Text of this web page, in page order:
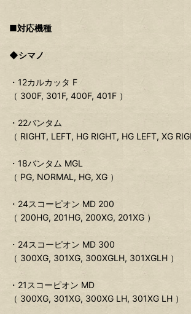
■対応機種
◆シマノ
・12カルカッタ F
（ 300F, 301F, 400F, 401F ）
・22バンタム
（ RIGHT, LEFT, HG RIGHT, HG LEFT, XG
・18バンタム MGL
（ PG, NORMAL, HG, XG ）
・24スコーピオン MD 200
（ 200HG, 201HG, 200XG, 201XG ）
・24スコーピオン MD 300
（ 300XG, 301XG, 300XGLH, 301XGLH ）
・21スコーピオン MD
（ 300XG, 301XG, 300XG LH, 301XG LH ）